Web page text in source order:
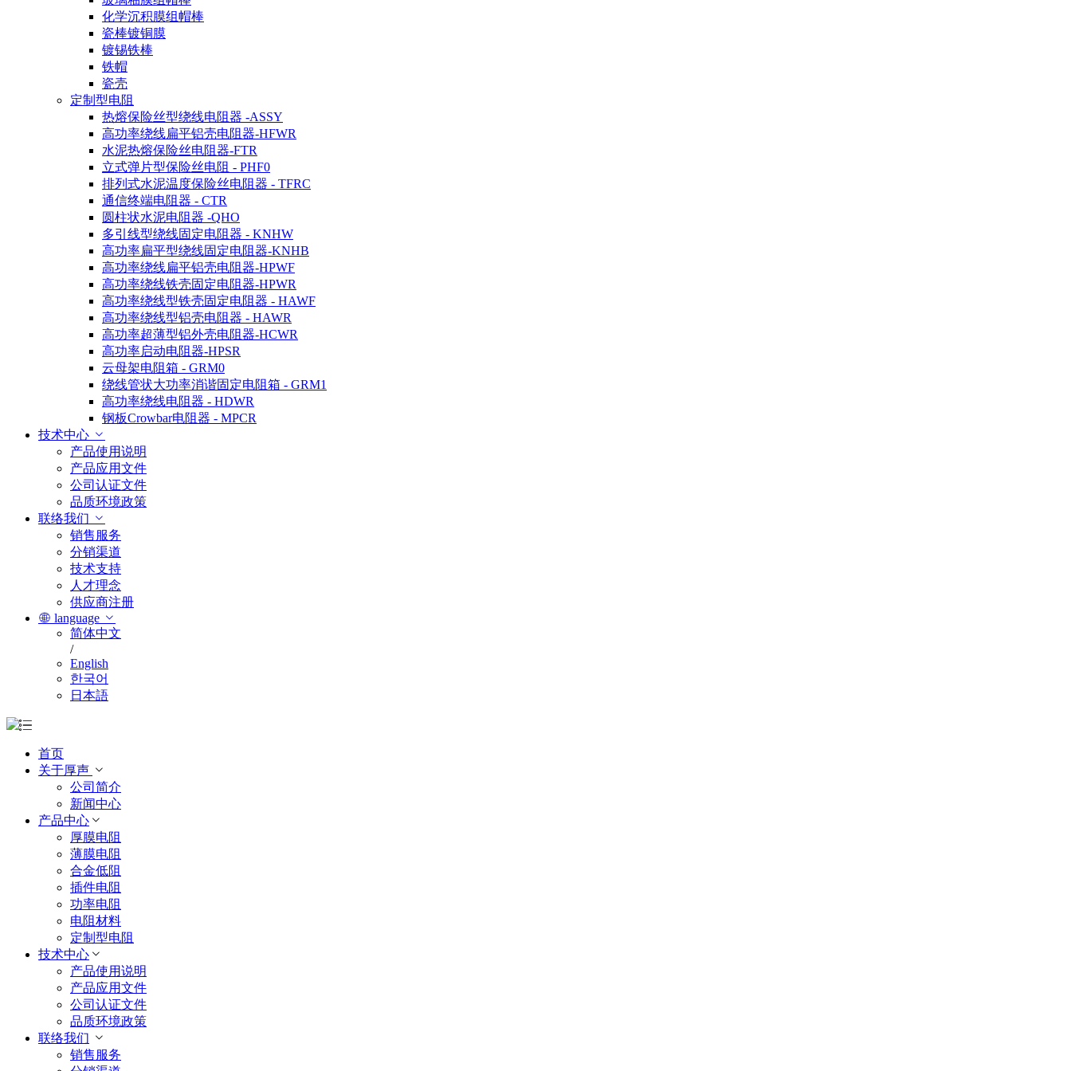
化学沉积膜组帽棒
瓷棒镀铜膜
镀锡铁棒
铁帽
瓷壳
定制型电阻
热熔保险丝型绕线电阻器 -ASSY
高功率绕线扁平铝壳电阻器-HFWR
水泥热熔保险丝电阻器-FTR
立式弹片型保险丝电阻 - PHF0
排列式水泥温度保险丝电阻器 - TFRC
通信终端电阻器 - CTR
圆柱状水泥电阻器 -QHO
多引线型绕线固定电阻器 - KNHW
高功率扁平型绕线固定电阻器-KNHB
高功率绕线扁平铝壳电阻器-HPWF
高功率绕线铁壳固定电阻器-HPWR
高功率绕线型铁壳固定电阻器 - HAWF
高功率绕线型铝壳电阻器 - HAWR
高功率超薄型铝外壳电阻器-HCWR
高功率启动电阻器-HPSR
云母架电阻箱 - GRM0
绕线管状大功率消谐固定电阻箱 - GRM1
高功率绕线电阻器 - HDWR
钢板Crowbar电阻器 - MPCR
技术中心
产品使用说明
产品应用文件
公司认证文件
品质环境政策
联络我们
销售服务
分销渠道
技术支持
人才理念
供应商注册
language
简体中文
/
English
한국어
日本語
首页
关于厚声
公司简介
新闻中心
产品中心
厚膜电阻
薄膜电阻
合金低阻
插件电阻
功率电阻
电阻材料
定制型电阻
技术中心
产品使用说明
产品应用文件
公司认证文件
品质环境政策
联络我们
销售服务